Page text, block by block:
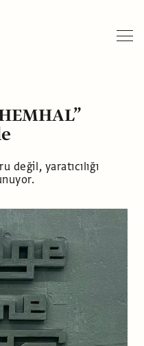
değil, yaratıcılığı